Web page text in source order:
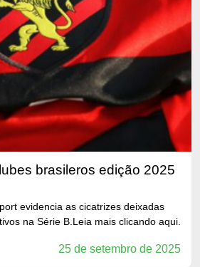
evidencia as cicatrizes deixadas
na Série B.Leia mais clicando aqui.
25 de setembro de 2025